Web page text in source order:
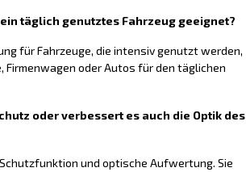
täglich genutztes Fahrzeug geeignet?
für Fahrzeuge, die intensiv genutzt werden,
Firmenwagen oder Autos für den täglichen
oder verbessert es auch die Optik des
und optische Aufwertung. Sie